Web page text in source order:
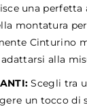
una perfetta
montatura
Cinturino
alla
Scegli tra
un tocco di